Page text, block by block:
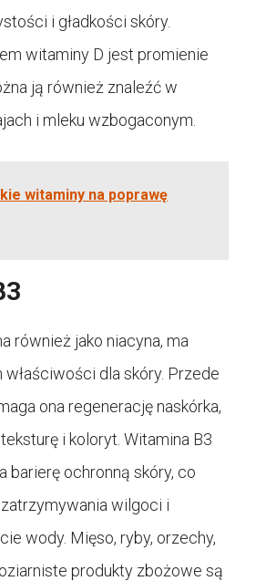
i gładkości skóry.
witaminy D jest promienie
ją również znaleźć w
i mleku wzbogaconym.
witaminy na poprawę
również jako niacyna, ma
dla skóry. Przede
ona regenerację naskórka,
i koloryt. Witamina B3
barierę ochronną skóry, co
wilgoci i
wody. Mięso, ryby, orzechy,
produkty zbożowe są